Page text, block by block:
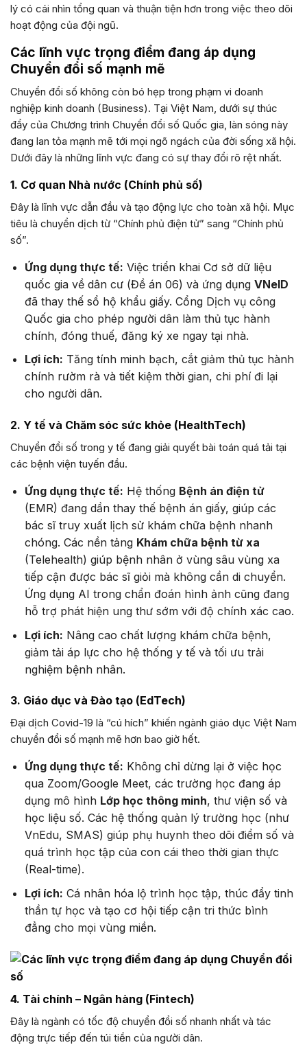
lý có cái nhìn tổng quan và thuận tiện hơn trong việc theo dõi
hoạt động của đội ngũ.
Các lĩnh vực trọng điểm đang áp dụng
Chuyển đổi số mạnh mẽ
Chuyển đổi số không còn bó hẹp trong phạm vi doanh
nghiệp kinh doanh (Business). Tại Việt Nam, dưới sự thúc
đẩy của Chương trình Chuyển đổi số Quốc gia, làn sóng này
đang lan tỏa mạnh mẽ tới mọi ngõ ngách của đời sống xã hội.
Dưới đây là những lĩnh vực đang có sự thay đổi rõ rệt nhất.
1. Cơ quan Nhà nước (Chính phủ số)
Đây là lĩnh vực dẫn đầu và tạo động lực cho toàn xã hội. Mục
tiêu là chuyển dịch từ “Chính phủ điện tử” sang “Chính phủ
số”.
Ứng dụng thực tế: Việc triển khai Cơ sở dữ liệu
quốc gia về dân cư (Đề án 06) và ứng dụng VNeID
đã thay thế sổ hộ khẩu giấy. Cổng Dịch vụ công
Quốc gia cho phép người dân làm thủ tục hành
chính, đóng thuế, đăng ký xe ngay tại nhà.
Lợi ích: Tăng tính minh bạch, cắt giảm thủ tục hành
chính rườm rà và tiết kiệm thời gian, chi phí đi lại
cho người dân.
2. Y tế và Chăm sóc sức khỏe (HealthTech)
Chuyển đổi số trong y tế đang giải quyết bài toán quá tải tại
các bệnh viện tuyến đầu.
Ứng dụng thực tế: Hệ thống Bệnh án điện tử
(EMR) đang dần thay thế bệnh án giấy, giúp các
bác sĩ truy xuất lịch sử khám chữa bệnh nhanh
chóng. Các nền tảng Khám chữa bệnh từ xa
(Telehealth) giúp bệnh nhân ở vùng sâu vùng xa
tiếp cận được bác sĩ giỏi mà không cần di chuyển.
Ứng dụng AI trong chẩn đoán hình ảnh cũng đang
hỗ trợ phát hiện ung thư sớm với độ chính xác cao.
Lợi ích: Nâng cao chất lượng khám chữa bệnh,
giảm tải áp lực cho hệ thống y tế và tối ưu trải
nghiệm bệnh nhân.
3. Giáo dục và Đào tạo (EdTech)
Đại dịch Covid-19 là “cú hích” khiến ngành giáo dục Việt Nam
chuyển đổi số mạnh mẽ hơn bao giờ hết.
Ứng dụng thực tế: Không chỉ dừng lại ở việc học
qua Zoom/Google Meet, các trường học đang áp
dụng mô hình Lớp học thông minh, thư viện số và
học liệu số. Các hệ thống quản lý trường học (như
VnEdu, SMAS) giúp phụ huynh theo dõi điểm số và
quá trình học tập của con cái theo thời gian thực
(Real-time).
Lợi ích: Cá nhân hóa lộ trình học tập, thúc đẩy tinh
thần tự học và tạo cơ hội tiếp cận tri thức bình
đẳng cho mọi vùng miền.
4. Tài chính – Ngân hàng (Fintech)
Đây là ngành có tốc độ chuyển đổi số nhanh nhất và tác
động trực tiếp đến túi tiền của người dân.